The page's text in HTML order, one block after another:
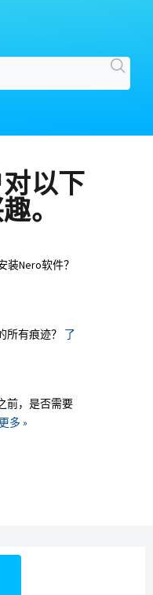
以下
。
装Nero软件？
所有痕迹？
了
前，是否需要
多 »